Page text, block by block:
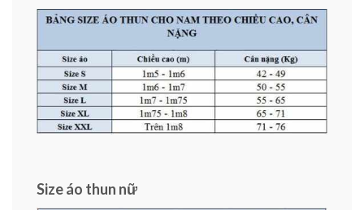
Size áo thun nữ